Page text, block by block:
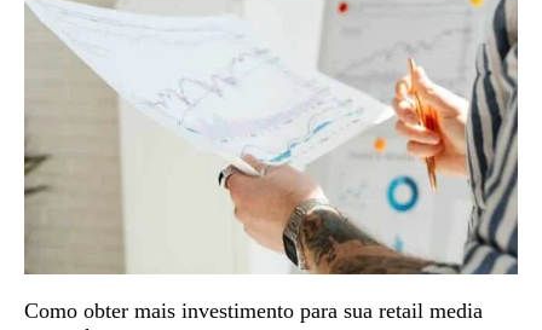
Como obter mais investimento para sua retail media